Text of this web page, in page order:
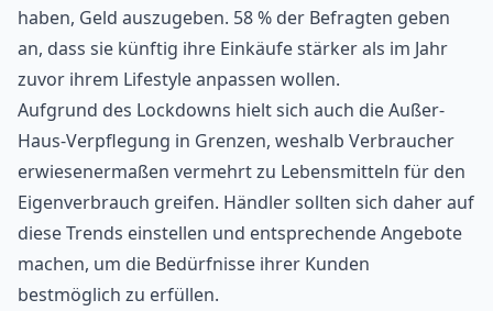
haben, Geld auszugeben. 58 % der Befragten geben
an, dass sie künftig ihre Einkäufe stärker als im Jahr
zuvor ihrem Lifestyle anpassen wollen.
Aufgrund des Lockdowns hielt sich auch die Außer-
Haus-Verpflegung in Grenzen, weshalb Verbraucher
erwiesenermaßen vermehrt zu Lebensmitteln für den
Eigenverbrauch greifen. Händler sollten sich daher auf
diese Trends einstellen und entsprechende Angebote
machen, um die Bedürfnisse ihrer Kunden
bestmöglich zu erfüllen.